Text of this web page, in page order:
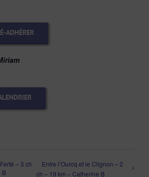
ADHÉRER
– 3 ch
B
Entre l’Ourcq et le Clignon – 2
ch – 19 km – Catherine B